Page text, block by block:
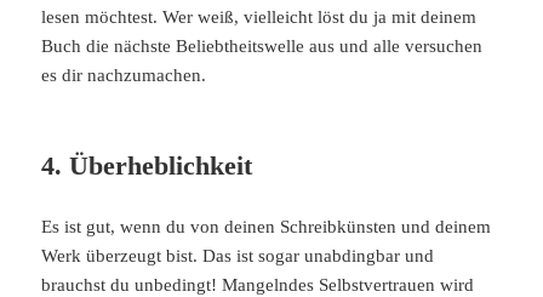
lesen möchtest. Wer weiß, vielleicht löst du ja mit deinem
Buch die nächste Beliebtheitswelle aus und alle versuchen
es dir nachzumachen.
4. Überheblichkeit
Es ist gut, wenn du von deinen Schreibkünsten und deinem
Werk überzeugt bist. Das ist sogar unabdingbar und
brauchst du unbedingt! Mangelndes Selbstvertrauen wird